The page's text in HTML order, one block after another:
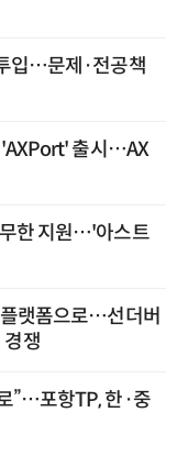
입…문제·전공책
'AXPort' 출시…AX
무한 지원…'아스트
플랫폼으로…선더버
경쟁
”…포항TP, 한·중